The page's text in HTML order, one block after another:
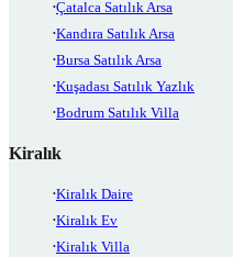
Çatalca Satılık Arsa
Kandıra Satılık Arsa
Bursa Satılık Arsa
Kuşadası Satılık Yazlık
Bodrum Satılık Villa
Kiralık
Kiralık Daire
Kiralık Ev
Kiralık Villa